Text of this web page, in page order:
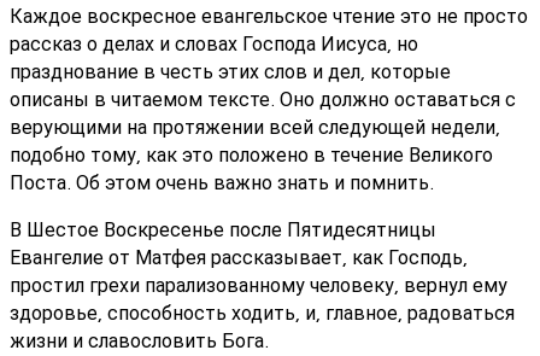
Каждое воскресное евангельское чтение это не просто
рассказ о делах и словах Господа Иисуса, но
празднование в честь этих слов и дел, которые
описаны в читаемом тексте. Оно должно оставаться с
верующими на протяжении всей следующей недели,
подобно тому, как это положено в течение Великого
Поста. Об этом очень важно знать и помнить.
В Шестое Воскресенье после Пятидесятницы
Евангелие от Матфея рассказывает, как Господь,
простил грехи парализованному человеку, вернул ему
здоровье, способность ходить, и, главное, радоваться
жизни и славословить Бога.